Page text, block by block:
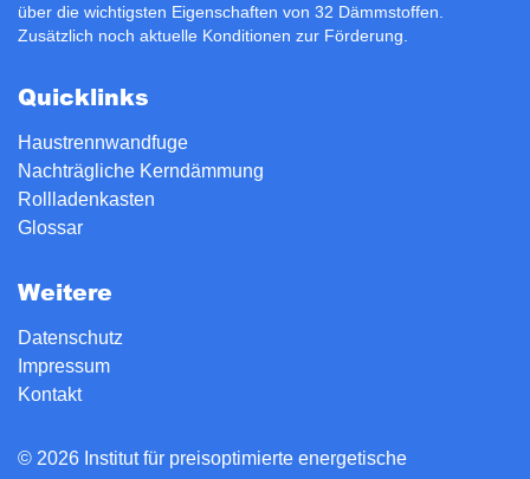
über die wichtigsten Eigenschaften von 32 Dämmstoffen.
Zusätzlich noch aktuelle Konditionen zur Förderung
Quicklinks
Haustrennwandfuge
Nachträgliche Kerndämmung
Rollladenkasten
Glossar
Weitere
Datenschutz
Impressum
Kontakt
© 2026 Institut für preisoptimierte energetische